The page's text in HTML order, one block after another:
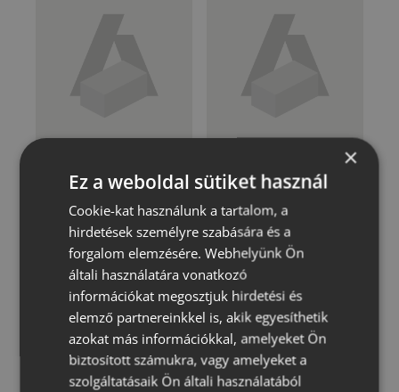
blokklépcső
CLASSIC
Classic Moonstone
rézsűkő – barna
CLASSIC
×
Ez a weboldal sütiket használ
Cookie-kat használunk a tartalom, a
hirdetések személyre szabására és a
forgalom elemzésére. Webhelyünk Ön
általi használatára vonatkozó
információkat megosztjuk hirdetési és
elemző partnereinkkel is, akik egyesíthetik
azokat más információkkal, amelyeket Ön
biztosított számukra, vagy amelyeket a
szolgáltatásaik Ön általi használatából